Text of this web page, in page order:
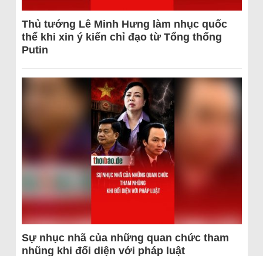
Thủ tướng Lê Minh Hưng làm nhục quốc
thể khi xin ý kiến chỉ đạo từ Tổng thống
Putin
Sự nhục nhã của những quan chức tham
nhũng khi đối diện với pháp luật